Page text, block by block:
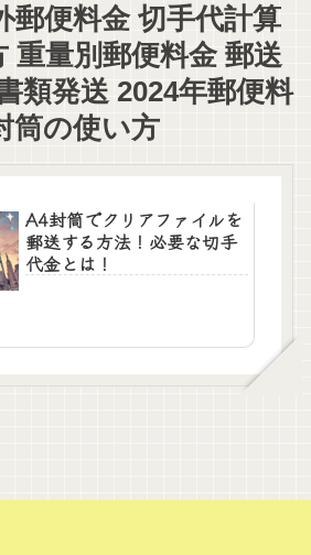
郵便料金 切手代計算
重量別郵便料金 郵送
類発送 2024年郵便料
筒の使い方
A4封筒でクリアファイルを
郵送する方法！必要な切手
代金とは！